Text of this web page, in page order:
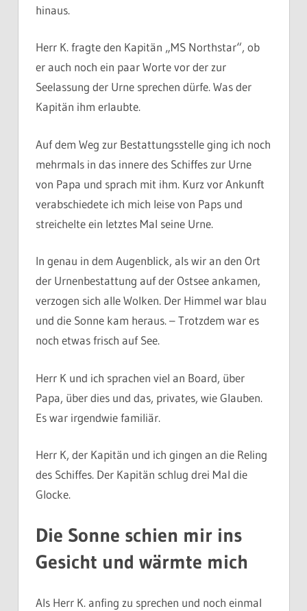
hinaus.
Herr K. fragte den Kapitän „MS Northstar“, ob
er auch noch ein paar Worte vor der zur
Seelassung der Urne sprechen dürfe. Was der
Kapitän ihm erlaubte.
Auf dem Weg zur Bestattungsstelle ging ich noch
mehrmals in das innere des Schiffes zur Urne
von Papa und sprach mit ihm. Kurz vor Ankunft
verabschiedete ich mich leise von Paps und
streichelte ein letztes Mal seine Urne.
In genau in dem Augenblick, als wir an den Ort
der Urnenbestattung auf der Ostsee ankamen,
verzogen sich alle Wolken. Der Himmel war blau
und die Sonne kam heraus. – Trotzdem war es
noch etwas frisch auf See.
Herr K und ich sprachen viel an Board, über
Papa, über dies und das, privates, wie Glauben.
Es war irgendwie familiär.
Herr K, der Kapitän und ich gingen an die Reling
des Schiffes. Der Kapitän schlug drei Mal die
Glocke.
Die Sonne schien mir ins
Gesicht und wärmte mich
Als Herr K. anfing zu sprechen und noch einmal